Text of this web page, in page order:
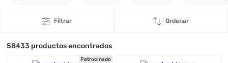
Filtrar Ordenar
58433 productos encontrados
Patrocinado